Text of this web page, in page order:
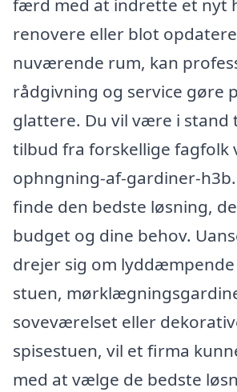
færd med at indrette et nyt
renovere eller blot
nuværende rum, kan
rådgivning og service gøre
glattere. Du vil være i stand
tilbud fra forskellige fagfolk
ophngning-af-gardiner-
finde den bedste løsning,
budget og dine behov.
drejer sig om
stuen,
soveværelset eller
spisestuen, vil et firma
med at vælge de bedste